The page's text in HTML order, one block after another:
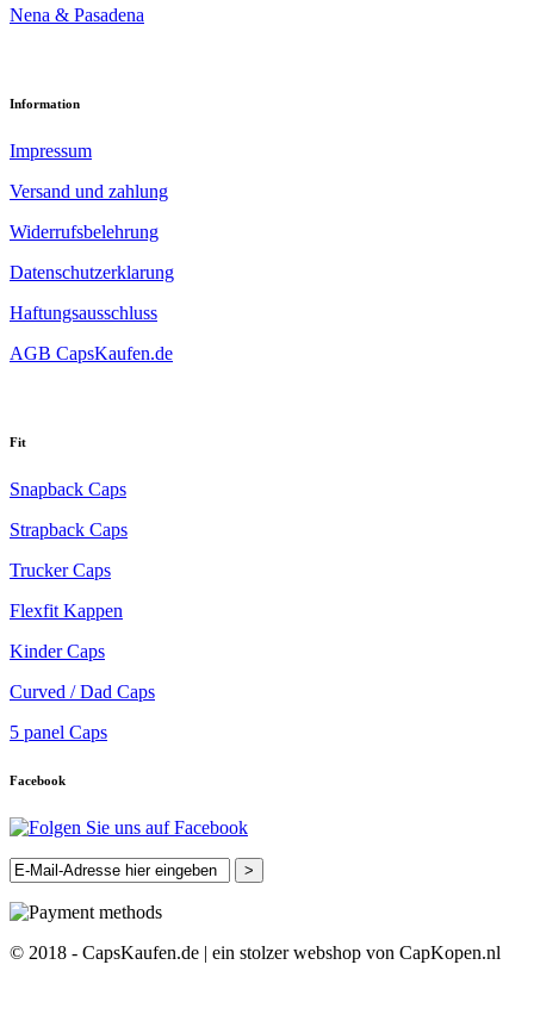
Nena & Pasadena
Information
Impressum
Versand und zahlung
Widerrufsbelehrung
Datenschutzerklarung
Haftungsausschluss
AGB CapsKaufen.de
Fit
Snapback Caps
Strapback Caps
Trucker Caps
Flexfit Kappen
Kinder Caps
Curved / Dad Caps
5 panel Caps
Facebook
>
© 2018 - CapsKaufen.de | ein stolzer webshop von CapKopen.nl